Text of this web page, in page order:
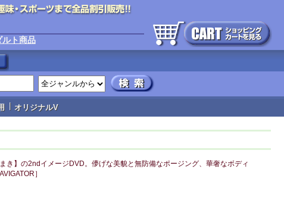
ルト商品
| オリジナルV
き】の2ndイメージDVD。儚げな美貌と無防備なポージング、華奢なボディ
］